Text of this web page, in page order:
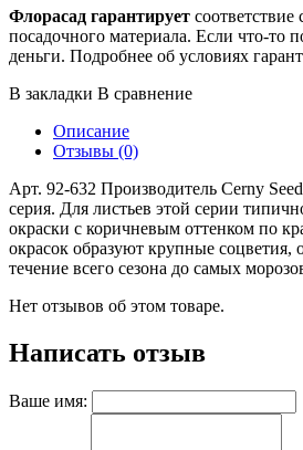
Флорасад гарантирует соответствие
посадочного материала. Если что-то
деньги. Подробнее об условиях
В закладки В сравнение
Описание
Отзывы (0)
Арт. 92-632 Производитель Cerny
серия. Для листьев этой серии
окраски с коричневым оттенком по
окрасок образуют крупные соцветия,
течение всего сезона до самых
Нет отзывов об этом товаре.
Написать отзыв
Ваше имя: